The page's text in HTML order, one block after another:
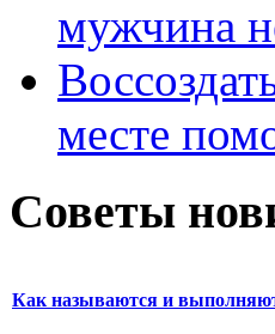
мужчина
месте
Советы
Как называются и